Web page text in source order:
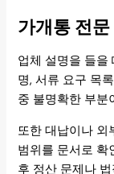
가개통 전
업체 설명을 들을
명, 서류 요구 목
중 불명확한 부분
또한 대납이나 외
범위를 문서로 확
후 정산 문제나